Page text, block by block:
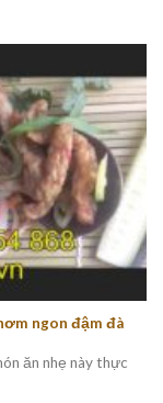
ngon đậm đà
ăn nhẹ này thực